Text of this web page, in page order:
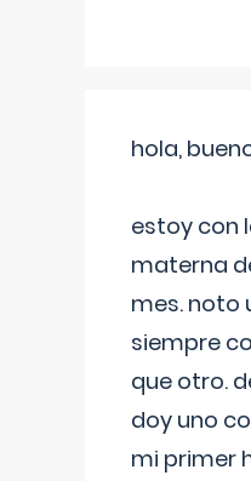
hola,
estoy con
materna
mes. noto
siempre
que otro.
doy uno
mi primer